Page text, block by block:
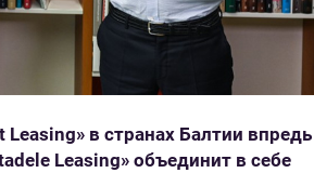
в странах Балтии впредь
Leasing» объединит в себе